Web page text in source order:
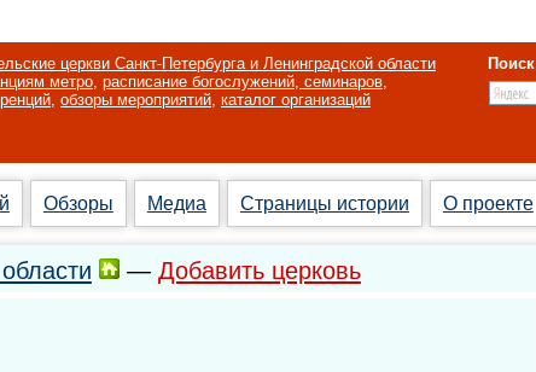
церкви Санкт-Петербурга и Ленинградской области
метро, расписание богослужений, семинаров,
, обзоры мероприятий, каталог организаций
Обзоры Медиа Страницы истории О проекте
— Добавить церковь